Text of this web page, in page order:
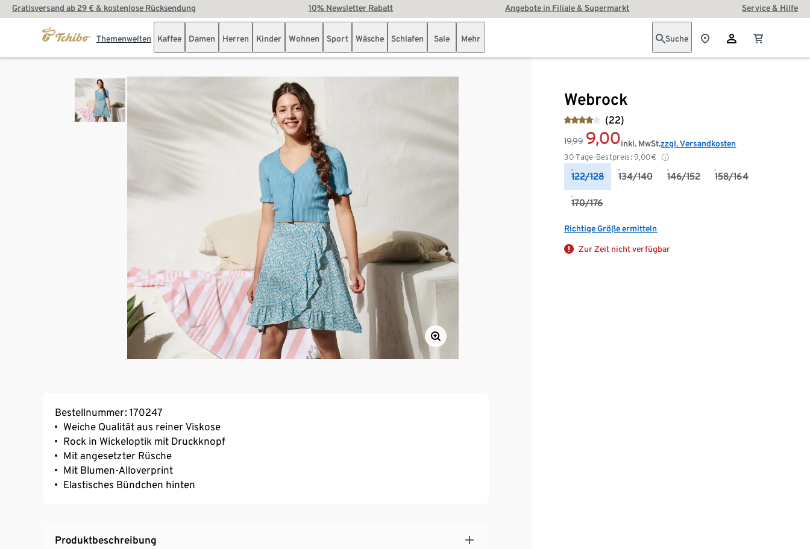
Gratisversand ab 29 € & kostenlose Rücksendung 10% Newsletter Rabatt Angebote in Filiale & Supermarkt Service & Hilfe
Themenwelten Kaffee Damen Herren Kinder Wohnen Sport Wäsche Schlafen Sale Mehr Suche
Webrock
(22)
19,99 9,00
30-Tage-Bestpreis: 9,00€
inkl. MwSt.zzgl. Versandkosten
122/128 134/140 146/152 158/164
170/176
Richtige Größe ermitteln
Zur Zeit nicht verfügbar
Bestellnummer: 170247
Weiche Qualität aus reiner Viskose
Rock in Wickeloptik mit Druckknopf
Mit angesetzter Rüsche
Mit Blumen-Alloverprint
Elastisches Bündchen hinten
Produktbeschreibung